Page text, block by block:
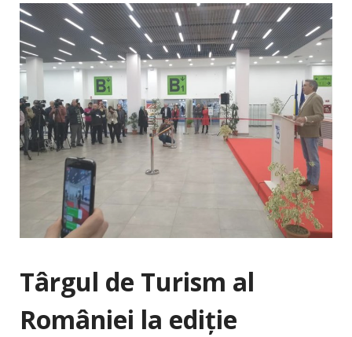
Târgul de Turism al
României la ediție